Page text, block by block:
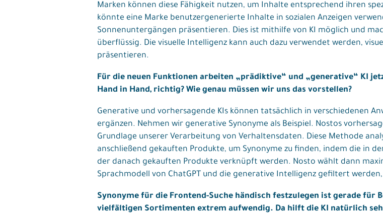
Marken können diese Fähigkeit nutzen, um Inhalte entsprechend ihren
könnte eine Marke benutzergenerierte Inhalte in sozialen Anzeigen
Sonnenuntergängen präsentieren. Dies ist mithilfe von KI möglich und
überflüssig. Die visuelle Intelligenz kann auch dazu verwendet werden,
präsentieren.
Für die neuen Funktionen arbeiten „prädiktive“ und „generative“ KI
Hand in Hand, richtig? Wie genau müssen wir uns das vorstellen?
Generative und vorhersagende KIs können tatsächlich in verschiedenen
ergänzen. Nehmen wir generative Synonyme als Beispiel. Nostos
Grundlage unserer Verarbeitung von Verhaltensdaten. Diese Methode
anschließend gekauften Produkte, um Synonyme zu finden, indem die in
der danach gekauften Produkte verknüpft werden. Nosto wählt dann
Sprachmodell von ChatGPT und die generative Intelligenz gefiltert
Synonyme für die Frontend-Suche händisch festzulegen ist gerade für
vielfältigen Sortimenten extrem aufwendig. Da hilft die KI natürlich